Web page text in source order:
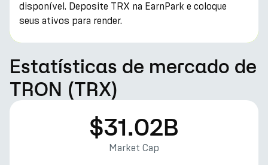
disponível. Deposite TRX na EarnPark e coloque
seus ativos para render.
Estatísticas de mercado de
TRON (TRX)
$31.02B
Market Cap